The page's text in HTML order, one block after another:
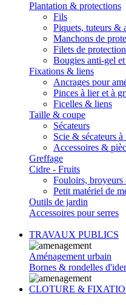
Plantation & protections
Fils
Piquets, tuteurs &
Manchons de
Filets de protection
Bougies anti-gel et
Fixations & liens
Ancrages pour
Pinces à lier et à
Ficelles & liens
Taille & coupe
Sécateurs
Scie & sécateurs à
Accessoires &
Greffage
Cidre - Fruits
Fouloirs, broyeurs
Petit matériel de
Outils de jardin
Accessoires pour serres
TRAVAUX PUBLICS
Aménagement urbain
Bornes & rondelles
CLOTURE &